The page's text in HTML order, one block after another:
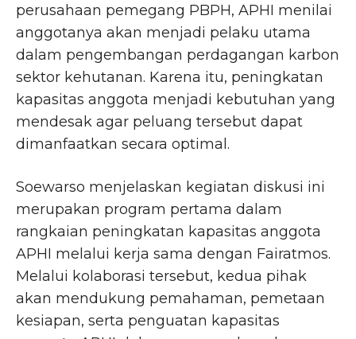
perusahaan pemegang PBPH, APHI menilai
anggotanya akan menjadi pelaku utama
dalam pengembangan perdagangan karbon
sektor kehutanan. Karena itu, peningkatan
kapasitas anggota menjadi kebutuhan yang
mendesak agar peluang tersebut dapat
dimanfaatkan secara optimal.
Soewarso menjelaskan kegiatan diskusi ini
merupakan program pertama dalam
rangkaian peningkatan kapasitas anggota
APHI melalui kerja sama dengan Fairatmos.
Melalui kolaborasi tersebut, kedua pihak
akan mendukung pemahaman, pemetaan
kesiapan, serta penguatan kapasitas